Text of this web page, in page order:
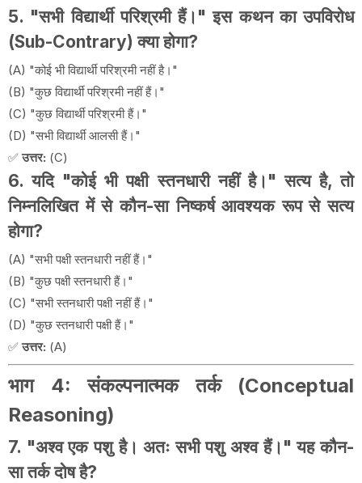
5. "सभी विद्यार्थी परिश्रमी हैं।" इस कथन का उपविरोध
(Sub-Contrary) क्या होगा?
(A) "कोई भी विद्यार्थी परिश्रमी नहीं है।"
(B) "कुछ विद्यार्थी परिश्रमी नहीं हैं।"
(C) "कुछ विद्यार्थी परिश्रमी हैं।"
(D) "सभी विद्यार्थी आलसी हैं।"
✅उत्तर: (C)
6. यदि "कोई भी पक्षी स्तनधारी नहीं है।" सत्य है, तो
निम्नलिखित में से कौन-सा निष्कर्ष आवश्यक रूप से सत्य
होगा?
(A) "सभी पक्षी स्तनधारी नहीं हैं।"
(B) "कुछ पक्षी स्तनधारी हैं।"
(C) "सभी स्तनधारी पक्षी नहीं हैं।"
(D) "कुछ स्तनधारी पक्षी हैं।"
✅उत्तर: (A)
भाग 4: संकल्पनात्मक तर्क (Conceptual
Reasoning)
7. "अश्व एक पशु है। अतः सभी पशु अश्व हैं।" यह कौन-
सा तर्क दोष है?